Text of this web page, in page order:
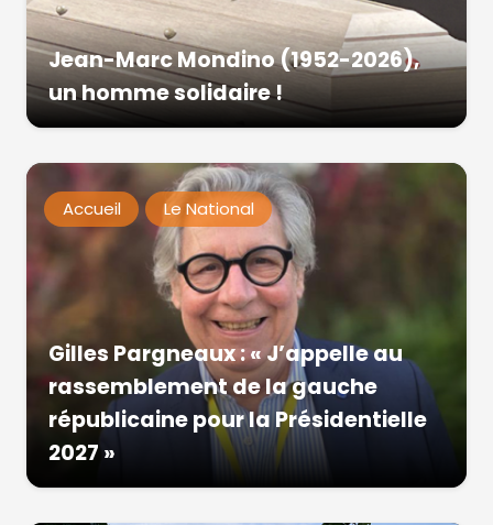
Jean-Marc Mondino (1952-2026),
un homme solidaire !
Accueil Le National
Gilles Pargneaux : « J’appelle au
rassemblement de la gauche
républicaine pour la Présidentielle
2027 »